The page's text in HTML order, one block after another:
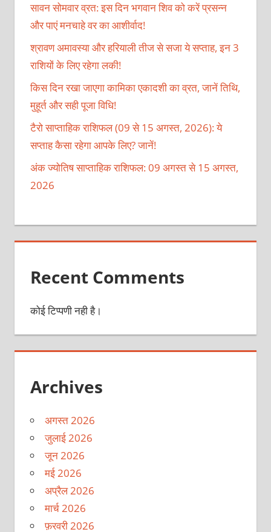
सावन सोमवार व्रत: इस दिन भगवान शिव को करें प्रसन्न
और पाएं मनचाहे वर का आशीर्वाद!
श्रावण अमावस्या और हरियाली तीज से सजा ये सप्ताह, इन 3
राशियों के लिए रहेगा लकी!
किस दिन रखा जाएगा कामिका एकादशी का व्रत, जानें तिथि,
मुहूर्त और सही पूजा विधि!
टैरो साप्ताहिक राशिफल (09 से 15 अगस्त, 2026): ये
सप्ताह कैसा रहेगा आपके लिए? जानें!
अंक ज्योतिष साप्ताहिक राशिफल: 09 अगस्त से 15 अगस्त,
2026
Recent Comments
कोई टिप्पणी नही है।
Archives
अगस्त 2026
जुलाई 2026
जून 2026
मई 2026
अप्रैल 2026
मार्च 2026
फ़रवरी 2026